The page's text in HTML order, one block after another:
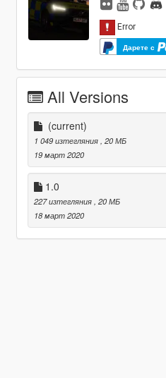
Дарете с
All Versions
(current)
1 049 изтегляния , 20 МБ
19 март 2020
1.0
227 изтегляния , 20 МБ
18 март 2020